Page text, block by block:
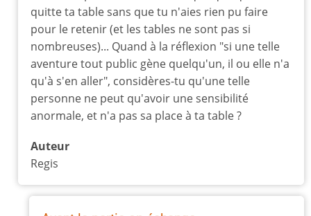
quitte ta table sans que tu n'aies rien pu faire
pour le retenir (et les tables ne sont pas si
nombreuses)... Quand à la réflexion "si une telle
aventure tout public gène quelqu'un, il ou elle n'a
qu'à s'en aller", considères-tu qu'une telle
personne ne peut qu'avoir une sensibilité
anormale, et n'a pas sa place à ta table ?
Auteur
Regis